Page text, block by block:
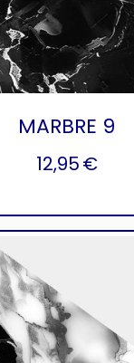
MARBRE 9
12,95€